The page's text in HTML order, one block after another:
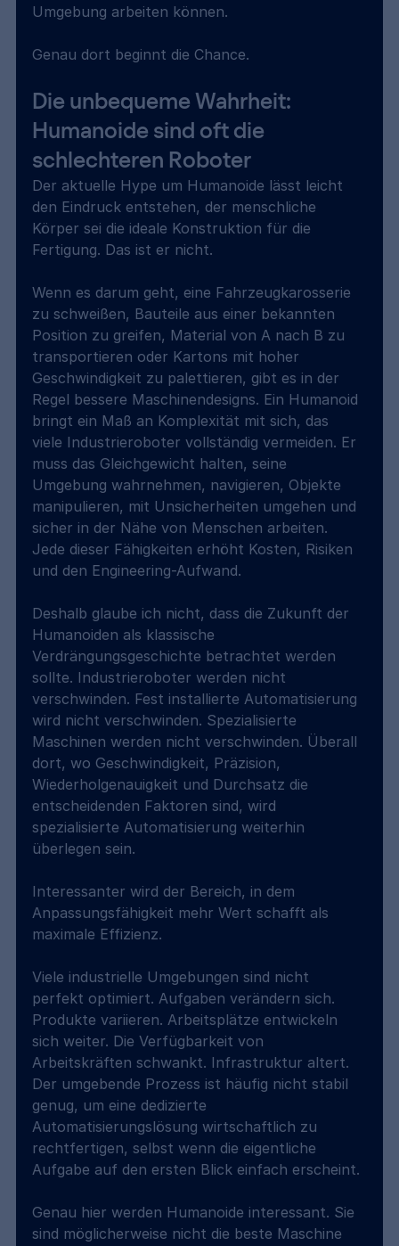
Umgebung arbeiten können.
Genau dort beginnt die Chance.
Die unbequeme Wahrheit:
Humanoide sind oft die
schlechteren Roboter
Der aktuelle Hype um Humanoide lässt leicht
den Eindruck entstehen, der menschliche
Körper sei die ideale Konstruktion für die
Fertigung. Das ist er nicht.
Wenn es darum geht, eine Fahrzeugkarosserie
zu schweißen, Bauteile aus einer bekannten
Position zu greifen, Material von A nach B zu
transportieren oder Kartons mit hoher
Geschwindigkeit zu palettieren, gibt es in der
Regel bessere Maschinendesigns. Ein Humanoid
bringt ein Maß an Komplexität mit sich, das
viele Industrieroboter vollständig vermeiden. Er
muss das Gleichgewicht halten, seine
Umgebung wahrnehmen, navigieren, Objekte
manipulieren, mit Unsicherheiten umgehen und
sicher in der Nähe von Menschen arbeiten.
Jede dieser Fähigkeiten erhöht Kosten, Risiken
und den Engineering-Aufwand.
Deshalb glaube ich nicht, dass die Zukunft der
Humanoiden als klassische
Verdrängungsgeschichte betrachtet werden
sollte. Industrieroboter werden nicht
verschwinden. Fest installierte Automatisierung
wird nicht verschwinden. Spezialisierte
Maschinen werden nicht verschwinden. Überall
dort, wo Geschwindigkeit, Präzision,
Wiederholgenauigkeit und Durchsatz die
entscheidenden Faktoren sind, wird
spezialisierte Automatisierung weiterhin
überlegen sein.
Interessanter wird der Bereich, in dem
Anpassungsfähigkeit mehr Wert schafft als
maximale Effizienz.
Viele industrielle Umgebungen sind nicht
perfekt optimiert. Aufgaben verändern sich.
Produkte variieren. Arbeitsplätze entwickeln
sich weiter. Die Verfügbarkeit von
Arbeitskräften schwankt. Infrastruktur altert.
Der umgebende Prozess ist häufig nicht stabil
genug, um eine dedizierte
Automatisierungslösung wirtschaftlich zu
rechtfertigen, selbst wenn die eigentliche
Aufgabe auf den ersten Blick einfach erscheint.
Genau hier werden Humanoide interessant. Sie
sind möglicherweise nicht die beste Maschine